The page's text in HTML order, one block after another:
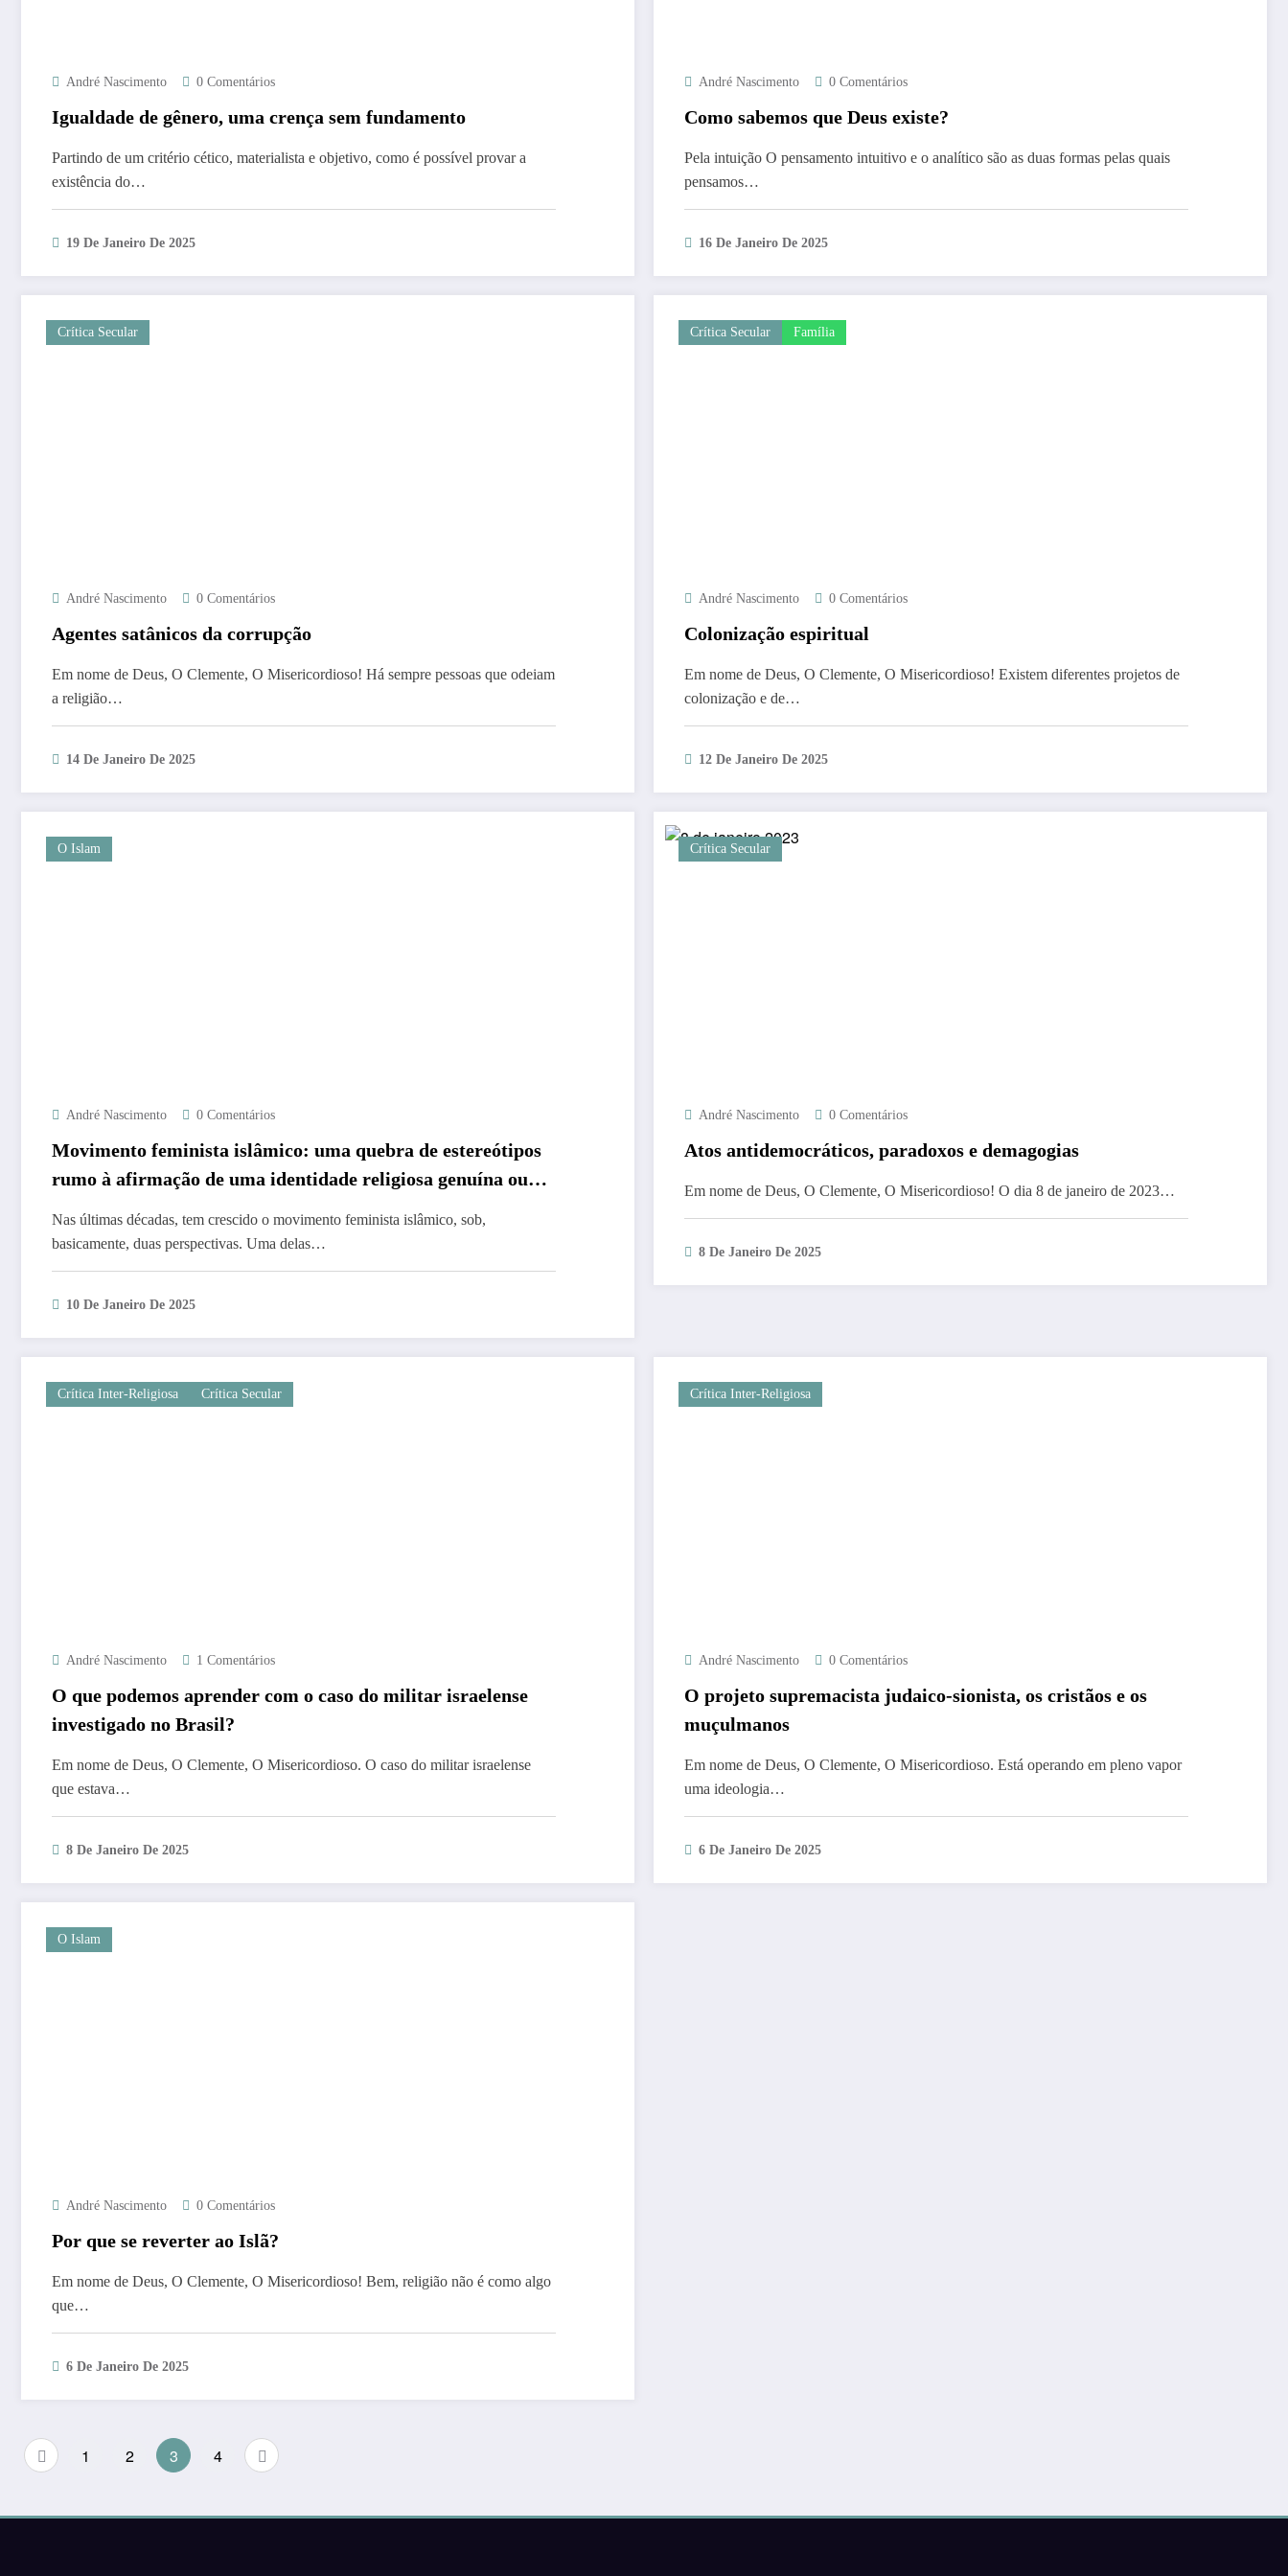
André Nascimento 0 Comentários
Igualdade de gênero, uma crença sem fundamento
Partindo de um critério cético, materialista e objetivo, como é possível provar a
existência do…
19 De Janeiro De 2025
André Nascimento 0 Comentários
Como sabemos que Deus existe?
Pela intuição O pensamento intuitivo e o analítico são as duas formas pelas quais
pensamos…
16 De Janeiro De 2025
Crítica Secular
André Nascimento 0 Comentários
Agentes satânicos da corrupção
Em nome de Deus, O Clemente, O Misericordioso! Há sempre pessoas que odeiam
a religião…
14 De Janeiro De 2025
Crítica Secular Família
André Nascimento 0 Comentários
Colonização espiritual
Em nome de Deus, O Clemente, O Misericordioso! Existem diferentes projetos de
colonização e de…
12 De Janeiro De 2025
O Islam
André Nascimento 0 Comentários
Movimento feminista islâmico: uma quebra de estereótipos
rumo à afirmação de uma identidade religiosa genuína ou
Nas últimas décadas, tem crescido o movimento feminista islâmico, sob,
basicamente, duas perspectivas. Uma delas…
10 De Janeiro De 2025
Crítica Secular
André Nascimento 0 Comentários
Atos antidemocráticos, paradoxos e demagogias
Em nome de Deus, O Clemente, O Misericordioso! O dia 8 de janeiro de 2023…
8 De Janeiro De 2025
Crítica Inter-Religiosa Crítica Secular
André Nascimento 1 Comentários
O que podemos aprender com o caso do militar israelense
investigado no Brasil?
Em nome de Deus, O Clemente, O Misericordioso. O caso do militar israelense
que estava…
8 De Janeiro De 2025
Crítica Inter-Religiosa
André Nascimento 0 Comentários
O projeto supremacista judaico-sionista, os cristãos e os
muçulmanos
Em nome de Deus, O Clemente, O Misericordioso. Está operando em pleno vapor
uma ideologia…
6 De Janeiro De 2025
O Islam
André Nascimento 0 Comentários
Por que se reverter ao Islã?
Em nome de Deus, O Clemente, O Misericordioso! Bem, religião não é como algo
que…
6 De Janeiro De 2025
Paginação
1 2 3 4